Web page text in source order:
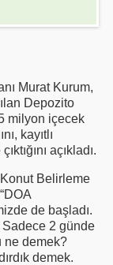
Murat Kurum,
Depozito
milyon içecek
kayıtlı
açıkladı.
Belirleme
de başladı.
Sadece 2 günde
ne demek?
demek.